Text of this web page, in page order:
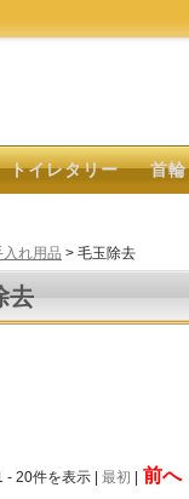
トイレタリー 首輪
入れ用品 > 毛玉除去
去
- 20件を表示 | 最初 前へ